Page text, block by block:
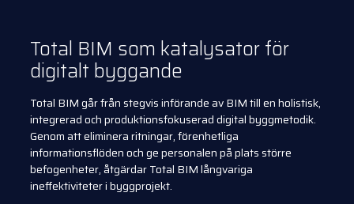
Total BIM som katalysator för
digitalt byggande
Total BIM går från stegvis införande av BIM till en holistisk,
integrerad och produktionsfokuserad digital byggmetodik.
Genom att eliminera ritningar, förenhetliga
informationsflöden och ge personalen på plats större
befogenheter, åtgärdar Total BIM långvariga
ineffektiviteter i byggprojekt.